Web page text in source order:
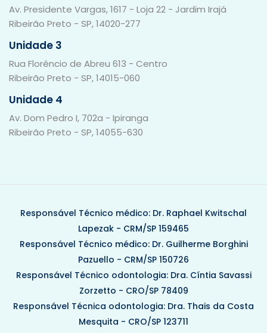
Av. Presidente Vargas, 1617 - Loja 22 - Jardim Irajá
Ribeirão Preto - SP, 14020-277
Unidade 3
Rua Florêncio de Abreu 613 - Centro
Ribeirão Preto - SP, 14015-060
Unidade 4
Av. Dom Pedro I, 702a - Ipiranga
Ribeirão Preto - SP, 14055-630
Responsável Técnico médico: Dr. Raphael Kwitschal
Lapezak - CRM/SP 159465
Responsável Técnico médico: Dr. Guilherme Borghini
Pazuello - CRM/SP 150726
Responsável Técnico odontologia: Dra. Cíntia Savassi
Zorzetto - CRO/SP 78409
Responsável Técnica odontologia: Dra. Thais da Costa
Mesquita - CRO/SP 123711